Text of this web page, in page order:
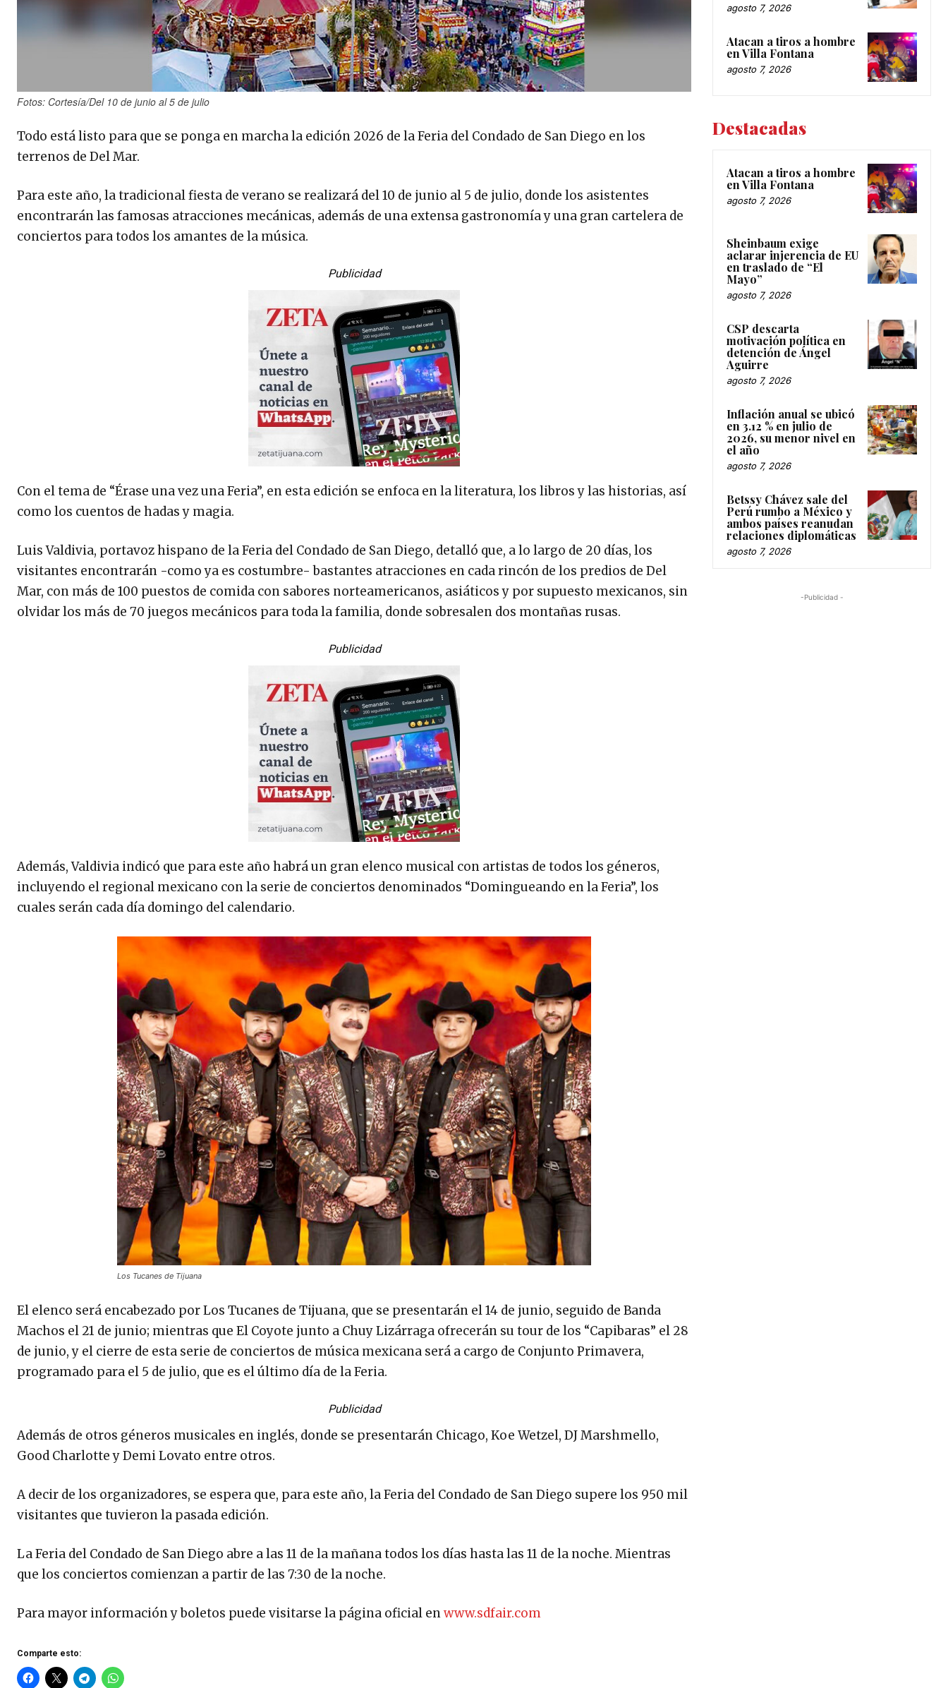
Fotos: Cortesía/Del 10 de junio al 5 de julio
Todo está listo para que se ponga en marcha la edición 2026 de la Feria del Condado de San Diego en los
terrenos de Del Mar.
Para este año, la tradicional fiesta de verano se realizará del 10 de junio al 5 de julio, donde los asistentes
encontrarán las famosas atracciones mecánicas, además de una extensa gastronomía y una gran cartelera de
conciertos para todos los amantes de la música.
Publicidad
Con el tema de “Érase una vez una Feria”, en esta edición se enfoca en la literatura, los libros y las historias, así
como los cuentos de hadas y magia.
Luis Valdivia, portavoz hispano de la Feria del Condado de San Diego, detalló que, a lo largo de 20 días, los
visitantes encontrarán -como ya es costumbre- bastantes atracciones en cada rincón de los predios de Del
Mar, con más de 100 puestos de comida con sabores norteamericanos, asiáticos y por supuesto mexicanos, sin
olvidar los más de 70 juegos mecánicos para toda la familia, donde sobresalen dos montañas rusas.
Publicidad
Además, Valdivia indicó que para este año habrá un gran elenco musical con artistas de todos los géneros,
incluyendo el regional mexicano con la serie de conciertos denominados “Domingueando en la Feria”, los
cuales serán cada día domingo del calendario.
Los Tucanes de Tijuana
El elenco será encabezado por Los Tucanes de Tijuana, que se presentarán el 14 de junio, seguido de Banda
Machos el 21 de junio; mientras que El Coyote junto a Chuy Lizárraga ofrecerán su tour de los “Capibaras” el 28
de junio, y el cierre de esta serie de conciertos de música mexicana será a cargo de Conjunto Primavera,
programado para el 5 de julio, que es el último día de la Feria.
Publicidad
Además de otros géneros musicales en inglés, donde se presentarán Chicago, Koe Wetzel, DJ Marshmello,
Good Charlotte y Demi Lovato entre otros.
A decir de los organizadores, se espera que, para este año, la Feria del Condado de San Diego supere los 950 mil
visitantes que tuvieron la pasada edición.
La Feria del Condado de San Diego abre a las 11 de la mañana todos los días hasta las 11 de la noche. Mientras
que los conciertos comienzan a partir de las 7:30 de la noche.
Para mayor información y boletos puede visitarse la página oficial enwww.sdfair.com
Comparte esto:
agosto 7, 2026
Atacan a tiros a hombre
en Villa Fontana
agosto 7, 2026
Destacadas
Atacan a tiros a hombre
en Villa Fontana
agosto 7, 2026
Sheinbaum exige
aclarar injerencia de EU
en traslado de “El
Mayo”
agosto 7, 2026
CSP descarta
motivación política en
detención de Ángel
Aguirre
agosto 7, 2026
Inflación anual se ubicó
en 3.12 % en julio de
2026, su menor nivel en
el año
agosto 7, 2026
Betssy Chávez sale del
Perú rumbo a México y
ambos países reanudan
relaciones diplomáticas
agosto 7, 2026
-Publicidad -